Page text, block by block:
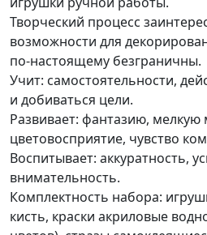
Творческий процесс
возможности для
по-настоящему безграничны.
Учит: самостоятельности,
и добиваться цели.
Развивает: фантазию, мелкую
цветовосприятие, чувство
Воспитывает: аккуратность,
внимательность.
Комплектность набора:
кисть, краски акриловые